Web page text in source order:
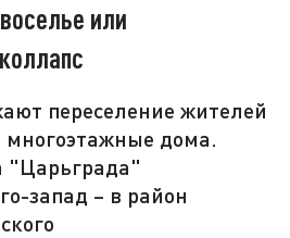
или
переселение жителей
дома.
"Царьграда"
запад – в район